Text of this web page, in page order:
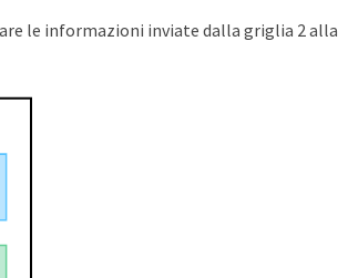
le informazioni inviate dalla griglia 2 alla